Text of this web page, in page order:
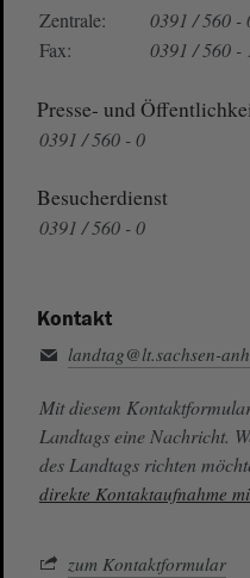
Zentrale:
0391 / 560 -
Fax:
0391 / 560 -
Presse- und
0391 / 560 - 0
Besucherdienst
0391 / 560 - 0
Kontakt
landtag@lt.sachsen-
Mit diesem
Landtags eine Nachricht.
des Landtags richten
direkte Kontaktaufnahme
zum Kontaktformular